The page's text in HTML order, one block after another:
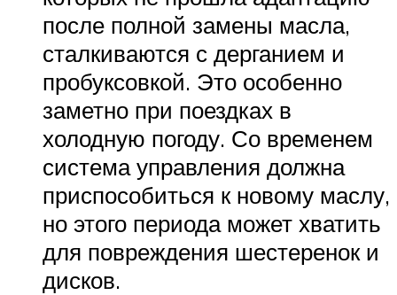
после полной замены масла,
сталкиваются с дерганием и
пробуксовкой. Это особенно
заметно при поездках в
холодную погоду. Со временем
система управления должна
приспособиться к новому маслу,
но этого периода может хватить
для повреждения шестеренок и
дисков.